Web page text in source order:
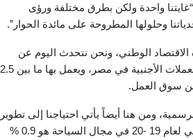
“غايتنا واحدة ولكن بطرق مختلفة ورؤى
وحلولها المطروحة على مائدة الحوار”.
الوطني، ونحن نتحدث اليوم عن
صناعة تمثل ما بين 15 إلى 17 % من الناتج المحلي، وهي ثالث أكبر مصدر للعملات الأجنبية في مصر، ويعمل بها ما بين 2.5
ومن هنا أيضاً يأتي احتياجنا إلى تطوير
هذه الصناعة من خلال نفس الأرقام التي تطرح علينا، ونسبة الاستثمار الأجنبي لعام 19 -20 في مجال السياحة هو 0.9 %